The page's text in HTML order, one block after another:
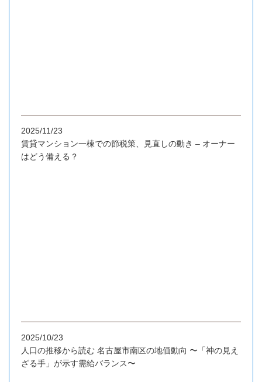
2025/11/23
賃貸マンション一棟での節税策、見直しの動き – オーナー
はどう備える？
2025/10/23
人口の推移から読む 名古屋市南区の地価動向 〜「神の見え
ざる手」が示す需給バランス〜